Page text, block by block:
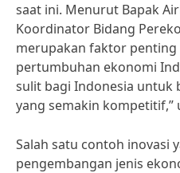
saat ini. Menurut Bapak
Koordinator Bidang
merupakan faktor penting
pertumbuhan ekonomi
sulit bagi Indonesia untuk
yang semakin kompetitif,”
Salah satu contoh inovasi
pengembangan jenis